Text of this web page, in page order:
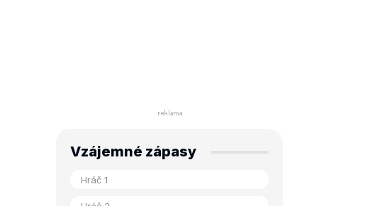
Vzájemné zápasy